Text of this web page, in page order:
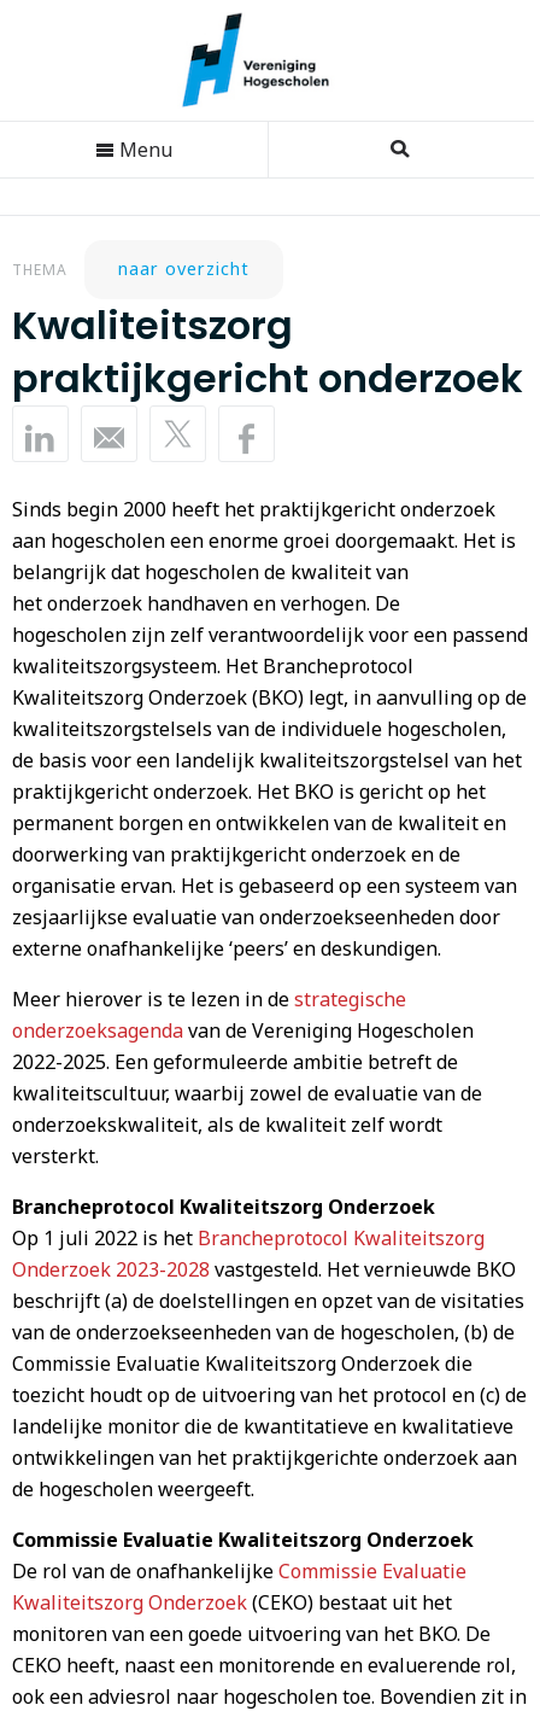
Menu
THEMA naar overzicht
Kwaliteitszorg
praktijkgericht onderzoek
Sinds begin 2000 heeft het praktijkgericht onderzoek
aan hogescholen een enorme groei doorgemaakt. Het is
belangrijk dat hogescholen de kwaliteit van
het onderzoek handhaven en verhogen. De
hogescholen zijn zelf verantwoordelijk voor een passend
kwaliteitszorgsysteem. Het Brancheprotocol
Kwaliteitszorg Onderzoek (BKO) legt, in aanvulling op de
kwaliteitszorgstelsels van de individuele hogescholen,
de basis voor een landelijk kwaliteitszorgstelsel van het
praktijkgericht onderzoek. Het BKO is gericht op het
permanent borgen en ontwikkelen van de kwaliteit en
doorwerking van praktijkgericht onderzoek en de
organisatie ervan. Het is gebaseerd op een systeem van
zesjaarlijkse evaluatie van onderzoekseenheden door
externe onafhankelijke ‘peers’ en deskundigen.
Meer hierover is te lezen in destrategische
onderzoeksagendavan de Vereniging Hogescholen
2022-2025. Een geformuleerde ambitie betreft de
kwaliteitscultuur, waarbij zowel de evaluatie van de
onderzoekskwaliteit, als de kwaliteit zelf wordt
versterkt.
Brancheprotocol Kwaliteitszorg Onderzoek
Op 1 juli 2022 is het Brancheprotocol Kwaliteitszorg
Onderzoek 2023-2028 vastgesteld. Het vernieuwde BKO
beschrijft (a) de doelstellingen en opzet van de visitaties
van de onderzoekseenheden van de hogescholen, (b) de
Commissie Evaluatie Kwaliteitszorg Onderzoek die
toezicht houdt op de uitvoering van het protocol en (c) de
landelijke monitor die de kwantitatieve en kwalitatieve
ontwikkelingen van het praktijkgerichte onderzoek aan
de hogescholen weergeeft.
Commissie Evaluatie Kwaliteitszorg Onderzoek
De rol van de onafhankelijkeCommissie Evaluatie
Kwaliteitszorg Onderzoek(CEKO) bestaat uit het
monitoren van een goede uitvoering van het BKO. De
CEKO heeft, naast een monitorende en evaluerende rol,
ook een adviesrol naar hogescholen toe. Bovendien zit in